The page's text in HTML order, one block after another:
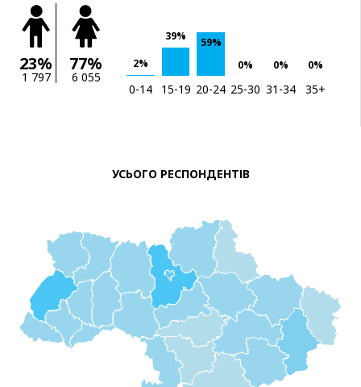
23%
1 797
77%
6 055
2%
39%
59%
0%
0% 0%
0-14 15-19 20-24 25-30 31-34 35+
УСЬОГО РЕСПОНДЕНТІВ